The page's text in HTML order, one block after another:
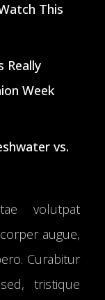
This
Really
Week
vs.
volutpat
augue,
Curabitur
tristique